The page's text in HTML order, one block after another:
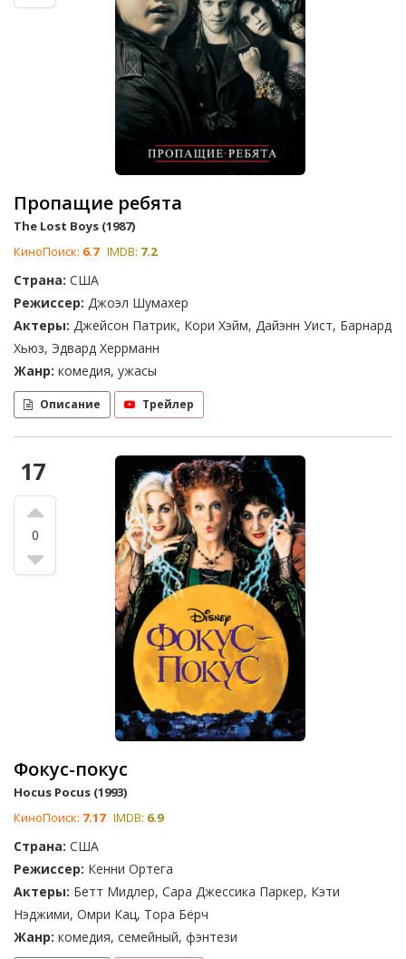
Пропащие ребята
The Lost Boys (1987)
КиноПоиск: 6.7 IMDB: 7.2
Страна: США
Режиссер: Джоэл Шумахер
Актеры: Джейсон Патрик, Кори Хэйм, Дайэнн Уист, Барнард
Хьюз, Эдвард Херрманн
Жанр: комедия, ужасы
Описание Трейлер
17
0
Фокус-покус
Hocus Pocus (1993)
КиноПоиск: 7.17 IMDB: 6.9
Страна: США
Режиссер: Кенни Ортега
Актеры: Бетт Мидлер, Сара Джессика Паркер, Кэти
Нэджими, Омри Кац, Тора Бёрч
Жанр: комедия, семейный, фэнтези